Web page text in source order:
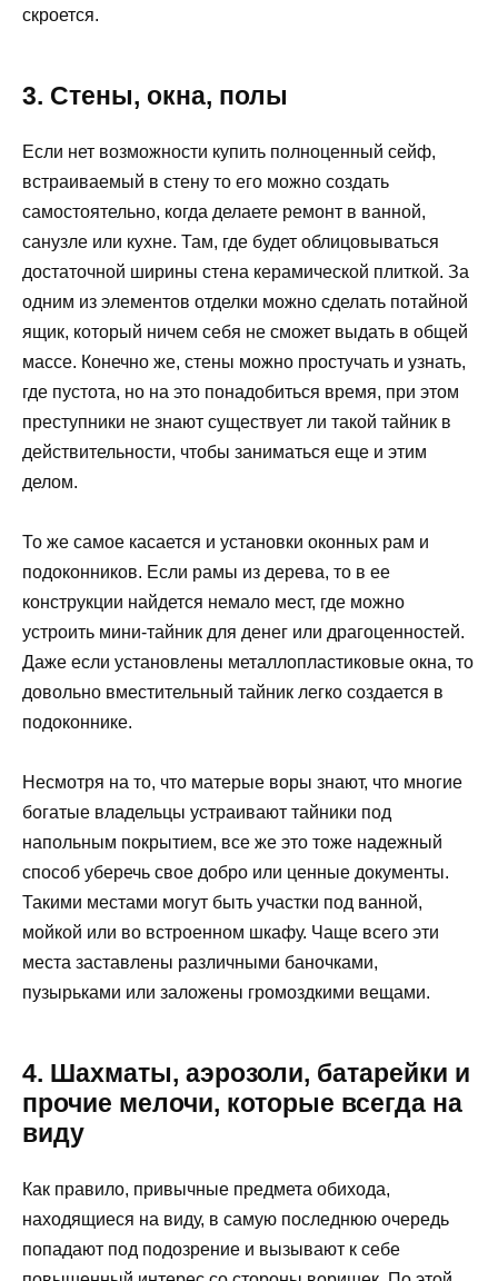
скроется.
3. Стены, окна, полы
Если нет возможности купить полноценный сейф,
встраиваемый в стену то его можно создать
самостоятельно, когда делаете ремонт в ванной,
санузле или кухне. Там, где будет облицовываться
достаточной ширины стена керамической плиткой. За
одним из элементов отделки можно сделать потайной
ящик, который ничем себя не сможет выдать в общей
массе. Конечно же, стены можно простучать и узнать,
где пустота, но на это понадобиться время, при этом
преступники не знают существует ли такой тайник в
действительности, чтобы заниматься еще и этим
делом.
То же самое касается и установки оконных рам и
подоконников. Если рамы из дерева, то в ее
конструкции найдется немало мест, где можно
устроить мини-тайник для денег или драгоценностей.
Даже если установлены металлопластиковые окна, то
довольно вместительный тайник легко создается в
подоконнике.
Несмотря на то, что матерые воры знают, что многие
богатые владельцы устраивают тайники под
напольным покрытием, все же это тоже надежный
способ уберечь свое добро или ценные документы.
Такими местами могут быть участки под ванной,
мойкой или во встроенном шкафу. Чаще всего эти
места заставлены различными баночками,
пузырьками или заложены громоздкими вещами.
4. Шахматы, аэрозоли, батарейки и
прочие мелочи, которые всегда на
виду
Как правило, привычные предмета обихода,
находящиеся на виду, в самую последнюю очередь
попадают под подозрение и вызывают к себе